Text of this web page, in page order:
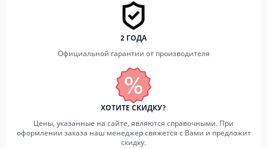
2 ГОДА
Официальной гарантии от производителя
ХОТИТЕ СКИДКУ?
Цены, указанные на сайте, являются справочными. При
оформлении заказа наш менеджер свяжется с Вами и предложит
скидку.